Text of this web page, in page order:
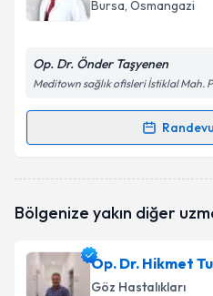
Bursa, Osmangazi
Op. Dr. Önder Taşyenen
Meditown sağlık ofisleri İstiklal Mah.
Randevu Takvimi
oluşturun. Size bu
E-posta Adresiniz
Bölgenize yakın diğer
Op. Dr. Hikmet
Göz Hastalıkları